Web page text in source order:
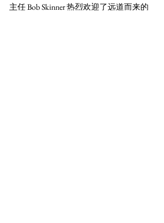
主任 Bob Skinner 热烈欢迎了远道而来的